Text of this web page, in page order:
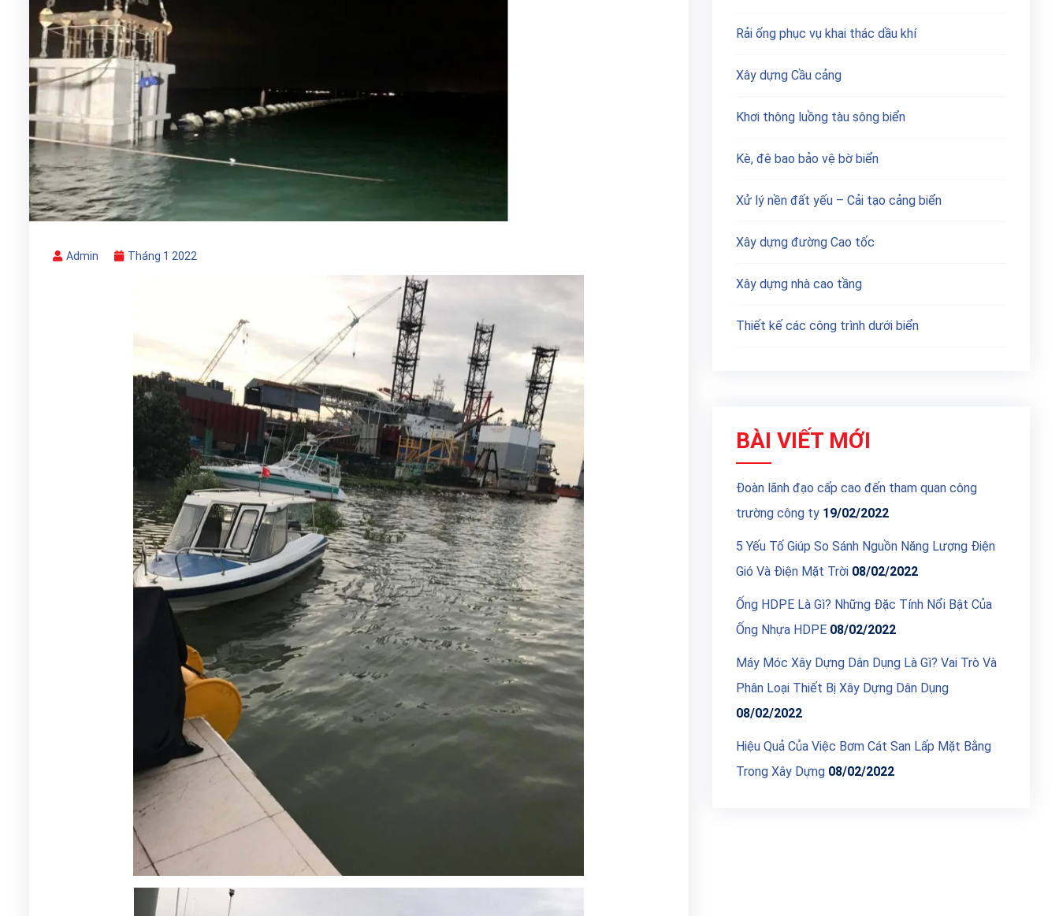
Admin Tháng 1 2022
Rải ống phục vụ khai thác dầu khí
Xây dựng Cầu cảng
Khơi thông luồng tàu sông biển
Kè, đê bao bảo vệ bờ biển
Xử lý nền đất yếu – Cải tạo cảng biển
Xây dựng đường Cao tốc
Xây dựng nhà cao tầng
Thiết kế các công trình dưới biển
BÀI VIẾT MỚI
Đoàn lãnh đạo cấp cao đến tham quan công
trường công ty 19/02/2022
5 Yếu Tố Giúp So Sánh Nguồn Năng Lượng Điện
Gió Và Điện Mặt Trời 08/02/2022
Ống HDPE Là Gì? Những Đặc Tính Nổi Bật Của
Ống Nhựa HDPE 08/02/2022
Máy Móc Xây Dựng Dân Dụng Là Gì? Vai Trò Và
Phân Loại Thiết Bị Xây Dựng Dân Dụng
08/02/2022
Hiệu Quả Của Việc Bơm Cát San Lấp Mặt Bằng
Trong Xây Dựng 08/02/2022